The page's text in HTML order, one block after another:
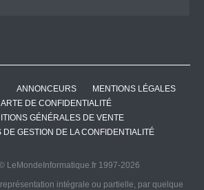
ANNONCEURS
MENTIONS LÉGALES
DE CONFIDENTIALITÉ
GÉNÉRALES DE VENTE
DE GESTION DE LA CONFIDENTIALITÉ
LeMondeInformatique.fr 1997-2026
intégrale ou partielle, par quelque